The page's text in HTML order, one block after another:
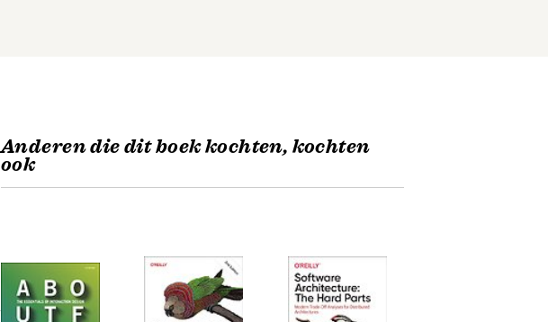
Anderen die dit boek kochten, kochten
ook